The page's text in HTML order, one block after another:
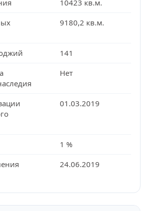
10423 кв.м.
9180,2 кв.м.
141
Нет
01.03.2019
1 %
24.06.2019